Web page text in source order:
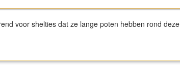
voor shelties dat ze lange poten hebben rond